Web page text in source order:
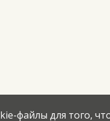
файлы для того,